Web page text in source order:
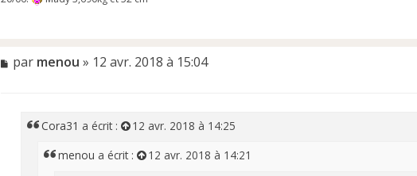
M
par menou » 12 avr. 2018 à 15:04
Cora31 a écrit :
12 avr. 2018 à 14:25
menou a écrit :
12 avr. 2018 à 14:21